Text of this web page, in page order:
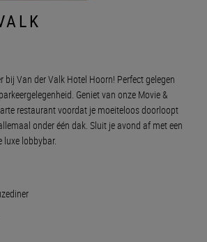
bij Van der Valk Hotel Hoorn! Perfect gelegen
Geniet van onze Movie &
restaurant voordat je moeiteloos doorloopt
onder één dak. Sluit je avond af met een
luxe lobbybar.